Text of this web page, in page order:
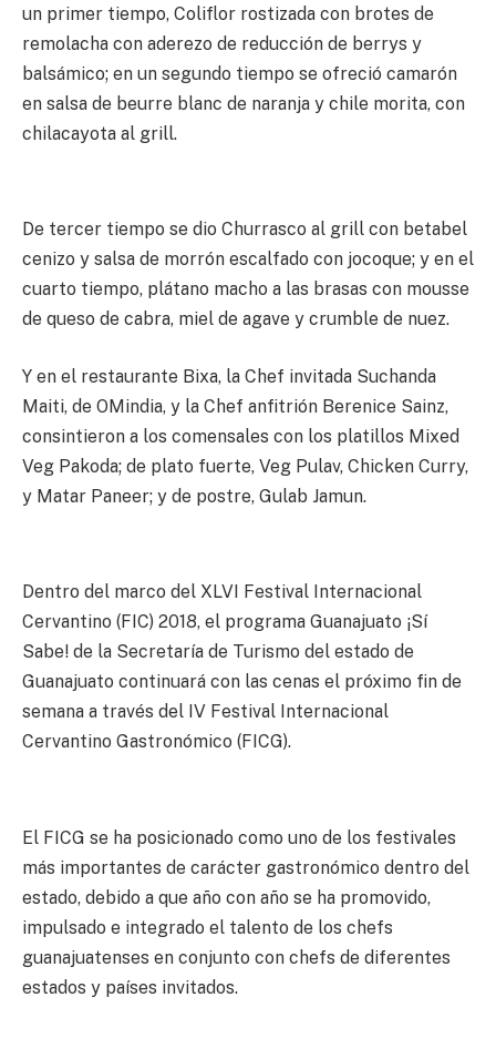
un primer tiempo, Coliflor rostizada con brotes de
remolacha con aderezo de reducción de berrys y
balsámico; en un segundo tiempo se ofreció camarón
en salsa de beurre blanc de naranja y chile morita, con
chilacayota al grill.
De tercer tiempo se dio Churrasco al grill con betabel
cenizo y salsa de morrón escalfado con jocoque; y en el
cuarto tiempo, plátano macho a las brasas con mousse
de queso de cabra, miel de agave y crumble de nuez.
Y en el restaurante Bixa, la Chef invitada Suchanda
Maiti, de OMindia, y la Chef anfitrión Berenice Sainz,
consintieron a los comensales con los platillos Mixed
Veg Pakoda; de plato fuerte, Veg Pulav, Chicken Curry,
y Matar Paneer; y de postre, Gulab Jamun.
Dentro del marco del XLVI Festival Internacional
Cervantino (FIC) 2018, el programa Guanajuato ¡Sí
Sabe! de la Secretaría de Turismo del estado de
Guanajuato continuará con las cenas el próximo fin de
semana a través del IV Festival Internacional
Cervantino Gastronómico (FICG).
El FICG se ha posicionado como uno de los festivales
más importantes de carácter gastronómico dentro del
estado, debido a que año con año se ha promovido,
impulsado e integrado el talento de los chefs
guanajuatenses en conjunto con chefs de diferentes
estados y países invitados.